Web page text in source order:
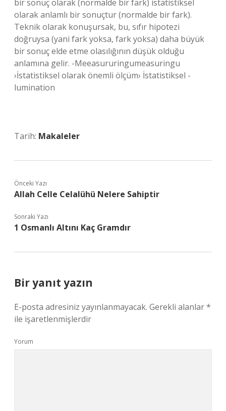
bir sonuç olarak (normalde bir fark) istatistiksel
olarak anlamlı bir sonuçtur (normalde bir fark).
Teknik olarak konuşursak, bu, sıfır hipotezi
doğruysa (yani fark yoksa, fark yoksa) daha büyük
bir sonuç elde etme olasılığının düşük olduğu
anlamına gelir. -Meeasururingumeasuringu
›İstatistiksel olarak önemli ölçüm› İstatistiksel -
lumination
Tarih: Makaleler
Önceki Yazı
Allah Celle Celalühü Nelere Sahiptir
Sonraki Yazı
1 Osmanlı Altını Kaç Gramdır
Bir yanıt yazın
E-posta adresiniz yayınlanmayacak. Gerekli alanlar*
ile işaretlenmişlerdir
Yorum